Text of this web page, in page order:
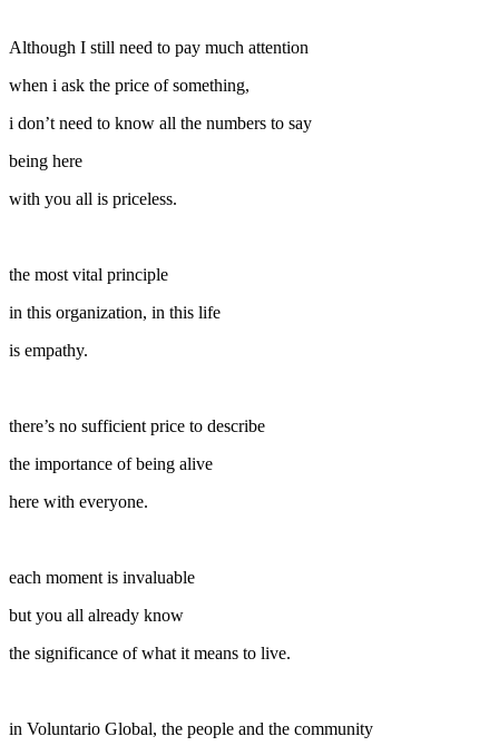
Although I still need to pay much attention
when i ask the price of something,
i don’t need to know all the numbers to say
being here
with you all is priceless.
the most vital principle
in this organization, in this life
is empathy.
there’s no sufficient price to describe
the importance of being alive
here with everyone.
each moment is invaluable
but you all already know
the significance of what it means to live.
in Voluntario Global, the people and the community